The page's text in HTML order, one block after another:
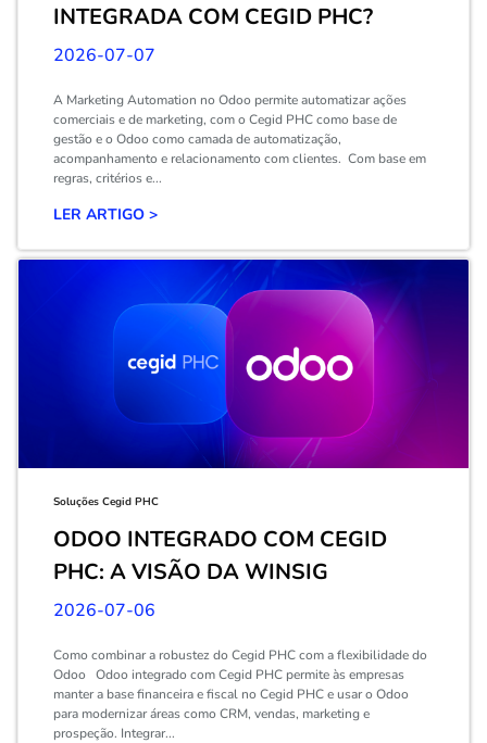
INTEGRADA COM CEGID PHC?
2026-07-07
A Marketing Automation no Odoo permite automatizar ações
comerciais e de marketing, com o Cegid PHC como base de
gestão e o Odoo como camada de automatização,
acompanhamento e relacionamento com clientes. Com base em
regras, critérios e...
LER ARTIGO >
Soluções Cegid PHC
ODOO INTEGRADO COM CEGID
PHC: A VISÃO DA WINSIG
2026-07-06
Como combinar a robustez do Cegid PHC com a flexibilidade do
Odoo Odoo integrado com Cegid PHC permite às empresas
manter a base financeira e fiscal no Cegid PHC e usar o Odoo
para modernizar áreas como CRM, vendas, marketing e
prospeção. Integrar...